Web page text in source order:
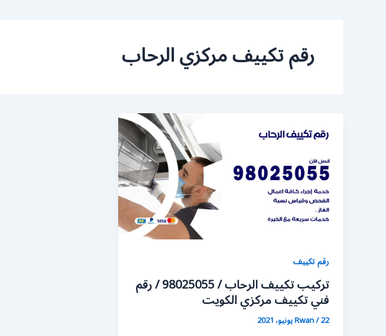
رقم تكييف مركزي الرحاب
رقم تكييف
تركيب تكييف الرحاب / 98025055 / رقم
فني تكييف مركزي الكويت
Rwan/22 يونيو، 2021